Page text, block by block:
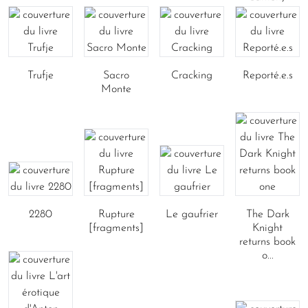
Trufje
Sacro
Monte
Cracking Reporté.e.s
2280
Rupture
[fragments]
Le gaufrier
The Dark
Knight
returns book
o...